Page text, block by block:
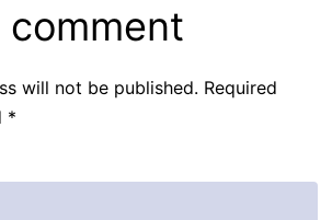
comment
will not be published. Required
*